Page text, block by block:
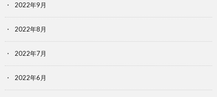
2022年9月
2022年8月
2022年7月
2022年6月